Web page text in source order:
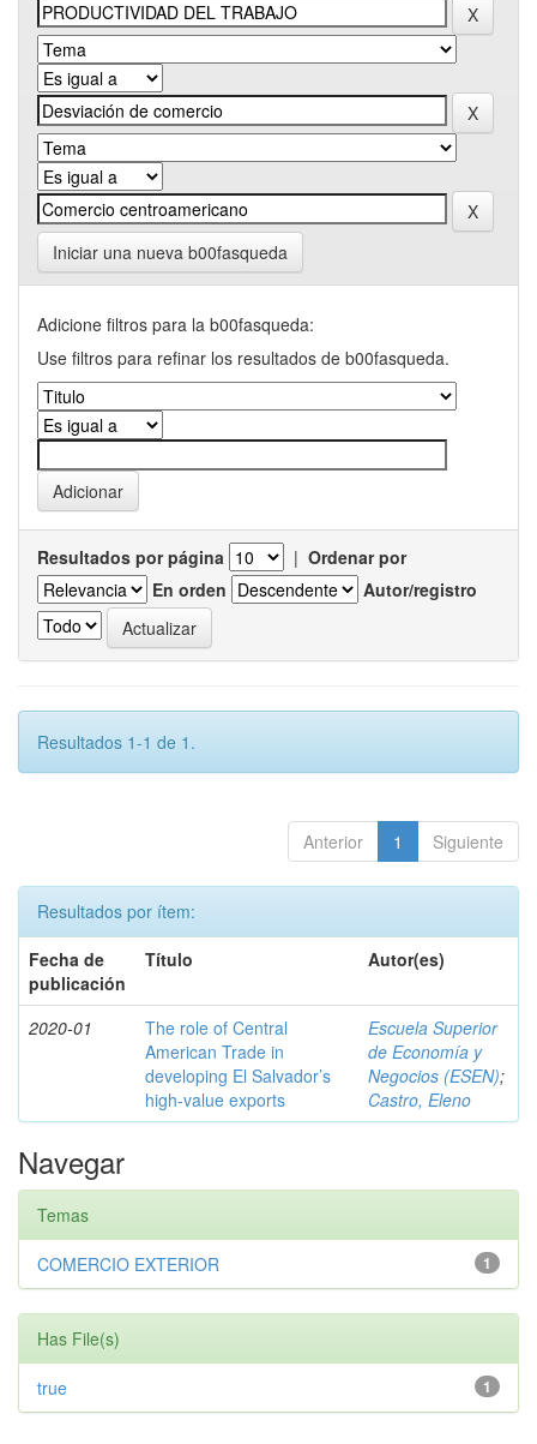
Iniciar una nueva b00fasqueda
Adicione filtros para la b00fasqueda:
Use filtros para refinar los resultados de b00fasqueda.
Resultados por página | Ordenar por
En orden
Autor/registro
Resultados 1-1 de 1.
Anterior 1 Siguiente
Resultados por ítem:
Fecha de
publicación
Título Autor(es)
2020-01
The role of Central
American Trade in
developing El Salvador’s
high-value exports
Escuela Superior
de Economía y
Negocios (ESEN);
Castro, Eleno
Navegar
Temas
1
COMERCIO EXTERIOR
Has File(s)
1
true